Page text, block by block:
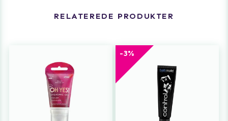
RELATEREDE PRODUKTER
-3%